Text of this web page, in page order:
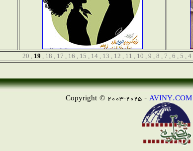
4
,
5
,
6
,
7
,
8
,
9
,
10
,
11
,
12
,
13
,
14
,
15
,
16
,
17
,
18
,
19
,
20
AVINY.COM